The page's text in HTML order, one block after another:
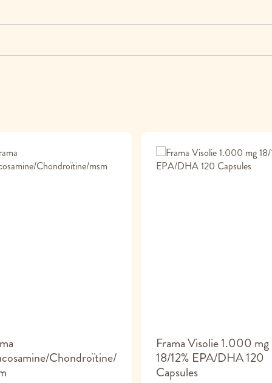
Chondroïtine/
Frama Visolie 1.000 mg
18/12% EPA/DHA 120
Capsules